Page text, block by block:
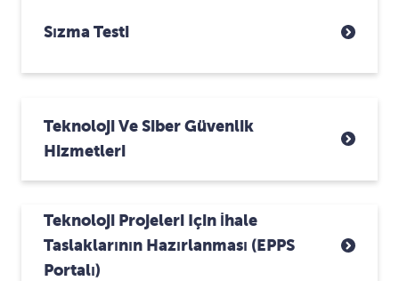
Sızma Testi
Teknoloji Ve Siber Güvenlik
Hizmetleri
Teknoloji Projeleri Için İhale
Taslaklarının Hazırlanması (ePPS
Portalı)